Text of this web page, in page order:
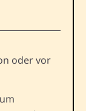
oder vor